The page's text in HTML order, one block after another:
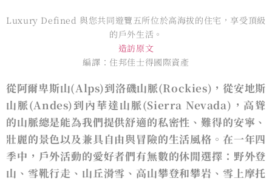
Luxury Defined 與您共同遊覽五所位於高海拔的住宅，享受頂級
的戶外生活。
造訪原文
編譯：住邦佳士得國際資產
從阿爾卑斯山(Alps)到洛磯山脈(Rockies)，從安地斯
山脈(Andes)到內華達山脈(Sierra Nevada)，高聳
的山脈總是能為我們提供舒適的私密性、難得的安寧、
壯麗的景色以及兼具⾃由與冒險的⽣活風格。在⼀年四
季中，戶外活動的愛好者們有無數的休閒選擇：野外登
山、雪靴行走、山丘滑雪、高山攀登和攀岩、雪上摩托